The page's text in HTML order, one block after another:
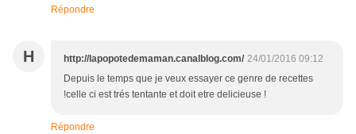
Répondre
H http://lapopotedemaman.canalblog.com/ 24/01/2016 09:12
Depuis le temps que je veux essayer ce genre de recettes
!celle ci est trés tentante et doit etre delicieuse !
Répondre